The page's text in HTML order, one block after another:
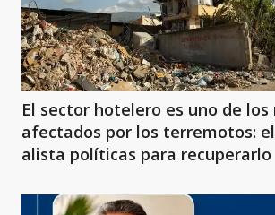
El sector hotelero es uno de los
afectados por los terremotos:
alista políticas para recuperarlo